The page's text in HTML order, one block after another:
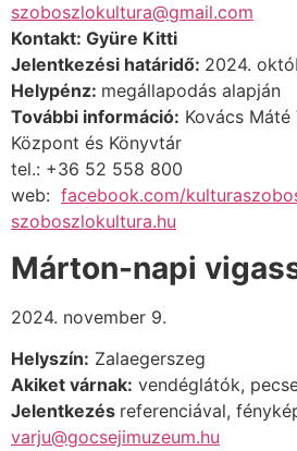
szoboszlokultura@gmail.com
Kontakt: Gyüre Kitti
Jelentkezési határidő: 2024.
Helypénz: megállapodás alapján
További információ: Kovács
Központ és Könyvtár
tel.: +36 52 558 800
web: facebook.com/
szoboszlokultura.hu
Márton-napi
2024. november 9.
Helyszín: Zalaegerszeg
Akiket várnak: vendéglátók,
Jelentkezés referenciával,
varju@gocsejimuzeum.hu